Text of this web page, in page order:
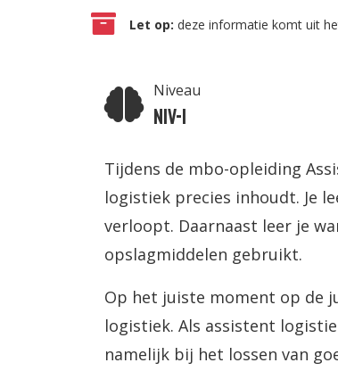
Let op: deze informatie komt uit
Niveau
Niv-1
Tijdens de mbo-opleiding
logistiek precies inhoudt. Je
verloopt. Daarnaast leer je
opslagmiddelen gebruikt.
Op het juiste moment op de
logistiek. Als assistent
namelijk bij het lossen van